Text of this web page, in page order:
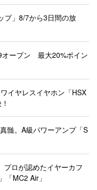
プ」8/7から3日間の放
オープン 最大20%ポイン
イヤレスイヤホン「HSX
髄。A級パワーアンプ「S
プロが認めたイヤーカフ
「MC2 Air」